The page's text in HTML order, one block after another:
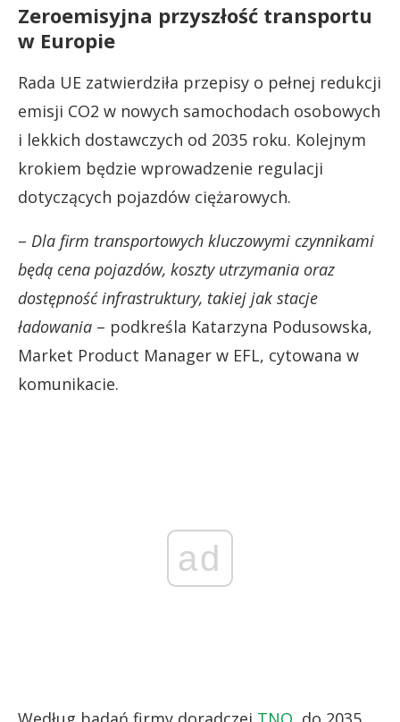
Zeroemisyjna przyszłość transportu
w Europie
Rada UE zatwierdziła przepisy o pełnej redukcji
emisji CO2 w nowych samochodach osobowych
i lekkich dostawczych od 2035 roku. Kolejnym
krokiem będzie wprowadzenie regulacji
dotyczących pojazdów ciężarowych.
– Dla firm transportowych kluczowymi czynnikami
będą cena pojazdów, koszty utrzymania oraz
dostępność infrastruktury, takiej jak stacje
ładowania – podkreśla Katarzyna Podusowska,
Market Product Manager w EFL, cytowana w
komunikacie.
ad